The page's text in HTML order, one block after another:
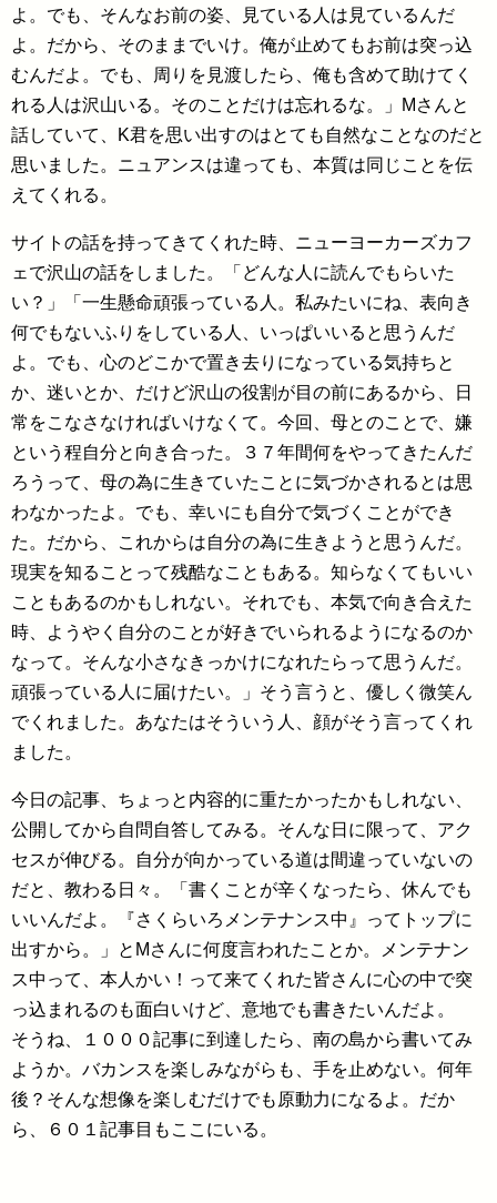
よ。でも、そんなお前の姿、見ている人は見ているんだ
よ。だから、そのままでいけ。俺が止めてもお前は突っ込
むんだよ。でも、周りを見渡したら、俺も含めて助けてく
れる人は沢山いる。そのことだけは忘れるな。」Mさんと
話していて、K君を思い出すのはとても自然なことなのだと
思いました。ニュアンスは違っても、本質は同じことを伝
えてくれる。
サイトの話を持ってきてくれた時、ニューヨーカーズカフ
ェで沢山の話をしました。「どんな人に読んでもらいた
い？」「一生懸命頑張っている人。私みたいにね、表向き
何でもないふりをしている人、いっぱいいると思うんだ
よ。でも、心のどこかで置き去りになっている気持ちと
か、迷いとか、だけど沢山の役割が目の前にあるから、日
常をこなさなければいけなくて。今回、母とのことで、嫌
という程自分と向き合った。３７年間何をやってきたんだ
ろうって、母の為に生きていたことに気づかされるとは思
わなかったよ。でも、幸いにも自分で気づくことができ
た。だから、これからは自分の為に生きようと思うんだ。
現実を知ることって残酷なこともある。知らなくてもいい
こともあるのかもしれない。それでも、本気で向き合えた
時、ようやく自分のことが好きでいられるようになるのか
なって。そんな小さなきっかけになれたらって思うんだ。
頑張っている人に届けたい。」そう言うと、優しく微笑ん
でくれました。あなたはそういう人、顔がそう言ってくれ
ました。
今日の記事、ちょっと内容的に重たかったかもしれない、
公開してから自問自答してみる。そんな日に限って、アク
セスが伸びる。自分が向かっている道は間違っていないの
だと、教わる日々。「書くことが辛くなったら、休んでも
いいんだよ。『さくらいろメンテナンス中』ってトップに
出すから。」とMさんに何度言われたことか。メンテナン
ス中って、本人かい！って来てくれた皆さんに心の中で突
っ込まれるのも面白いけど、意地でも書きたいんだよ。
そうね、１０００記事に到達したら、南の島から書いてみ
ようか。バカンスを楽しみながらも、手を止めない。何年
後？そんな想像を楽しむだけでも原動力になるよ。だか
ら、６０１記事目もここにいる。